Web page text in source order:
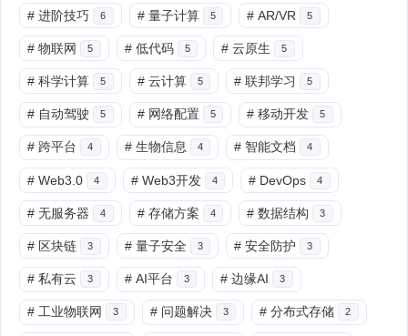
# 进阶技巧 6 # 量子计算 5 # AR/VR 5
# 物联网 5 # 低代码 5 # 云原生 5
# 科学计算 5 # 云计算 5 # 联邦学习 5
# 自动驾驶 5 # 网络配置 5 # 移动开发 5
# 跨平台 4 # 生物信息 4 # 智能文档 4
# Web3.0 4 # Web3开发 4 # DevOps 4
# 无服务器 4 # 存储方案 4 # 数据结构 3
# 区块链 3 # 量子安全 3 # 安全防护 3
# 私有云 3 # AI平台 3 # 边缘AI 3
# 工业物联网 3 # 问题解决 3 # 分布式存储 2